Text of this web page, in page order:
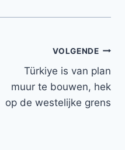
VOLGENDE
Türkiye is van plan
muur te bouwen, hek
op de westelijke grens